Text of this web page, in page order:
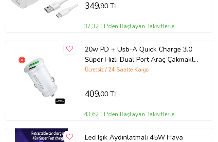
349,90 TL
37,32 TL'den Başlayan Taksitlerle
20w PD + Usb-A Quick Charge 3.0
Süper Hızlı Dual Port Araç Çakmaklık
Şarj Cihazı
Ücretsiz / 24 Saatte Kargo
409,00 TL
43,62 TL'den Başlayan Taksitlerle
Led Işık Aydınlatmalı 45W Hava